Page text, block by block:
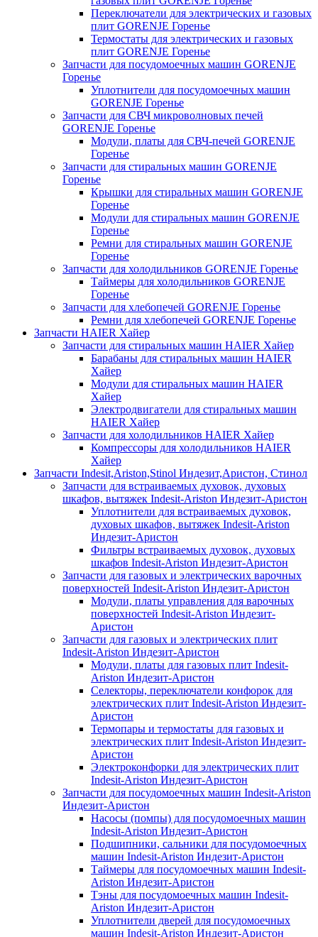
Переключатели для электрических и газовых
плит GORENJE Горенье
Термостаты для электрических и газовых
плит GORENJE Горенье
Запчасти для посудомоечных машин GORENJE
Горенье
Уплотнители для посудомоечных машин
GORENJE Горенье
Запчасти для СВЧ микроволновых печей
GORENJE Горенье
Модули, платы для СВЧ-печей GORENJE
Горенье
Запчасти для стиральных машин GORENJE
Горенье
Крышки для стиральных машин GORENJE
Горенье
Модули для стиральных машин GORENJE
Горенье
Ремни для стиральных машин GORENJE
Горенье
Запчасти для холодильников GORENJE Горенье
Таймеры для холодильников GORENJE
Горенье
Запчасти для хлебопечей GORENJE Горенье
Ремни для хлебопечей GORENJE Горенье
Запчасти HAIER Хайер
Запчасти для стиральных машин HAIER Хайер
Барабаны для стиральных машин HAIER
Хайер
Модули для стиральных машин HAIER
Хайер
Электродвигатели для стиральных машин
HAIER Хайер
Запчасти для холодильников HAIER Хайер
Компрессоры для холодильников HAIER
Хайер
Запчасти Indesit,Ariston,Stinol Индезит,Аристон, Стинол
Запчасти для встраиваемых духовок, духовых
шкафов, вытяжек Indesit-Ariston Индезит-Аристон
Уплотнители для встраиваемых духовок,
духовых шкафов, вытяжек Indesit-Ariston
Индезит-Аристон
Фильтры встраиваемых духовок, духовых
шкафов Indesit-Ariston Индезит-Аристон
Запчасти для газовых и электрических варочных
поверхностей Indesit-Ariston Индезит-Аристон
Модули, платы управления для варочных
поверхностей Indesit-Ariston Индезит-
Аристон
Запчасти для газовых и электрических плит
Indesit-Ariston Индезит-Аристон
Модули, платы для газовых плит Indesit-
Ariston Индезит-Аристон
Селекторы, переключатели конфорок для
электрических плит Indesit-Ariston Индезит-
Аристон
Термопары и термостаты для газовых и
электрических плит Indesit-Ariston Индезит-
Аристон
Электроконфорки для электрических плит
Indesit-Ariston Индезит-Аристон
Запчасти для посудомоечных машин Indesit-Ariston
Индезит-Аристон
Насосы (помпы) для посудомоечных машин
Indesit-Ariston Индезит-Аристон
Подшипники, сальники для посудомоечных
машин Indesit-Ariston Индезит-Аристон
Таймеры для посудомоечных машин Indesit-
Ariston Индезит-Аристон
Тэны для посудомоечных машин Indesit-
Ariston Индезит-Аристон
Уплотнители дверей для посудомоечных
машин Indesit-Ariston Индезит-Аристон